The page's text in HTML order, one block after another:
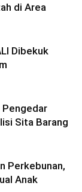
di Area
Dibekuk
Pengedar
Sita Barang
Perkebunan,
Anak